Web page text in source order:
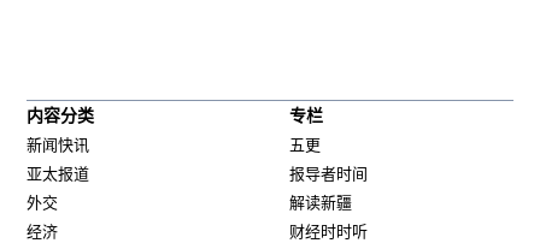
内容分类
新闻快讯
亚太报道
外交
经济
专栏
五更
报导者时间
解读新疆
财经时时听